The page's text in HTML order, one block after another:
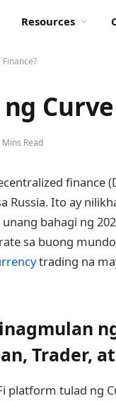
Resources
Mins Read
Russia. Ito ay
bahagi ng
sa buong
trading na
Trader,
platform tulad ng